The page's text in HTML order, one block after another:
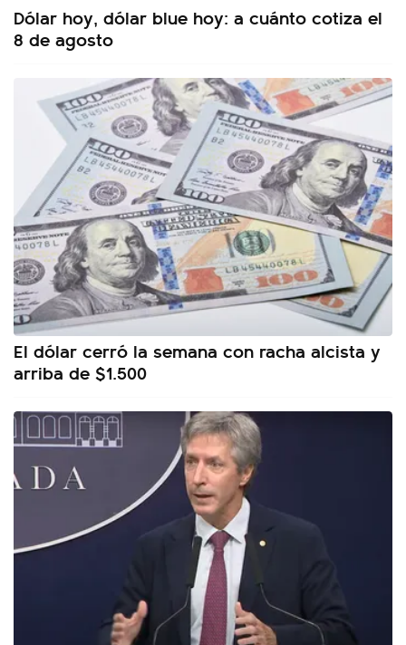
Dólar hoy, dólar blue hoy: a cuánto cotiza el
8 de agosto
El dólar cerró la semana con racha alcista y
arriba de $1.500